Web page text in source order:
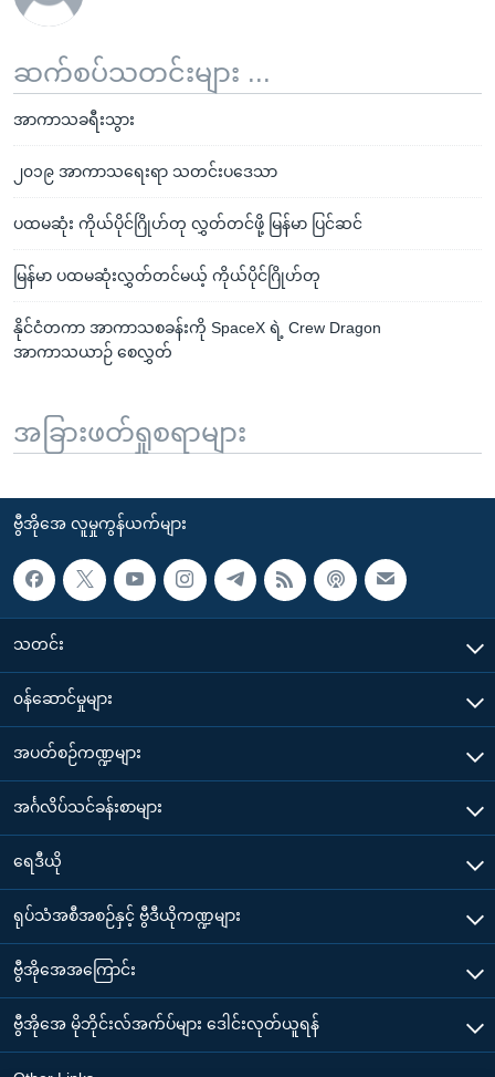
ဆက်စပ်သတင်းများ ...
အာကာသခရီးသွား
၂၀၁၉ အာကာသရေးရာ သတင်းပဒေသာ
ပထမဆုံး ကိုယ်ပိုင်ဂြိုဟ်တု လွှတ်တင်ဖို့ မြန်မာ ပြင်ဆင်
မြန်မာ ပထမဆုံးလွှတ်တင်မယ့် ကိုယ်ပိုင်ဂြိုဟ်တု
နိုင်ငံတကာ အာကာသစခန်းကို SpaceX ရဲ့ Crew Dragon
အာကာသယာဉ် စေလွှတ်
အခြားဖတ်ရှုစရာများ
ဗွီအိုအေ လူမှုကွန်ယက်များ
သတင်း
၀န်ဆောင်မှုများ
အပတ်စဉ်ကဏ္ဍများ
အင်္ဂလိပ်သင်ခန်းစာများ
ရေဒီယို
ရုပ်သံအစီအစဉ်နှင့် ဗွီဒီယိုကဏ္ဍများ
ဗွီအိုအေအကြောင်း
ဗွီအိုအေ မိုဘိုင်းလ်အက်ပ်များ ဒေါင်းလုတ်ယူရန်